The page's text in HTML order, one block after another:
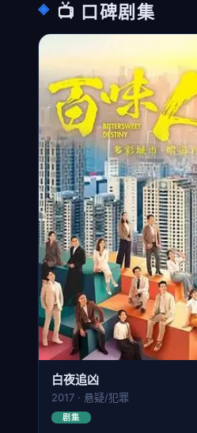
📺 口碑剧集
白夜追凶
2017 · 悬疑/犯罪
剧集